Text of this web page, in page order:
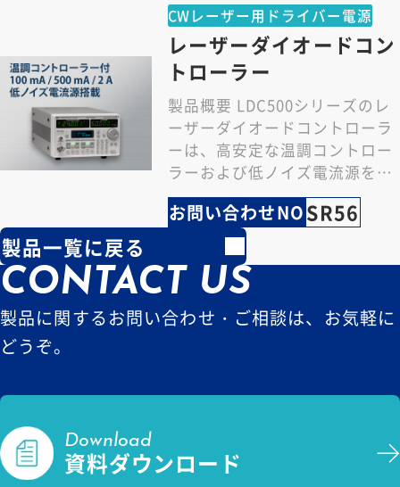
ァレンス
SR540型オプティカルチョッパー
の周波数ロック可能(Aux Out 4使
用、内部参照信号と同期)
デモジュレータ
DC安定性
デジタル出力値のオフセットドリ
フトなし
1 μs～30 ks
ローパスフィルタ
RCフィルタまたはガウシアン、
位相リニアフィルタ
フィルタースロー
プ
6, 12, 18または24 dB/oct rolloff
Synchronousフ
ィルタ
高調波除去
-80 dB
力
延 <2 μs (+LPF rise/fall times)
内部発振器
CWレーザー用ドライバー電源
レーザーダイオードコン
トローラー
製品概要 LDC500シリーズのレ
ーザーダイオードコントローラ
ーは、高安定な温調コントロー
ラーおよび低ノイズ電流源を搭
載したレーザーダイオード（L
D）用コントロ…
お問い合わせNOSR56
製品一覧に戻る
CONTACT US
製品に関するお問い合わせ・ご相談は、お気軽に
どうぞ。
Download
資料ダウンロード